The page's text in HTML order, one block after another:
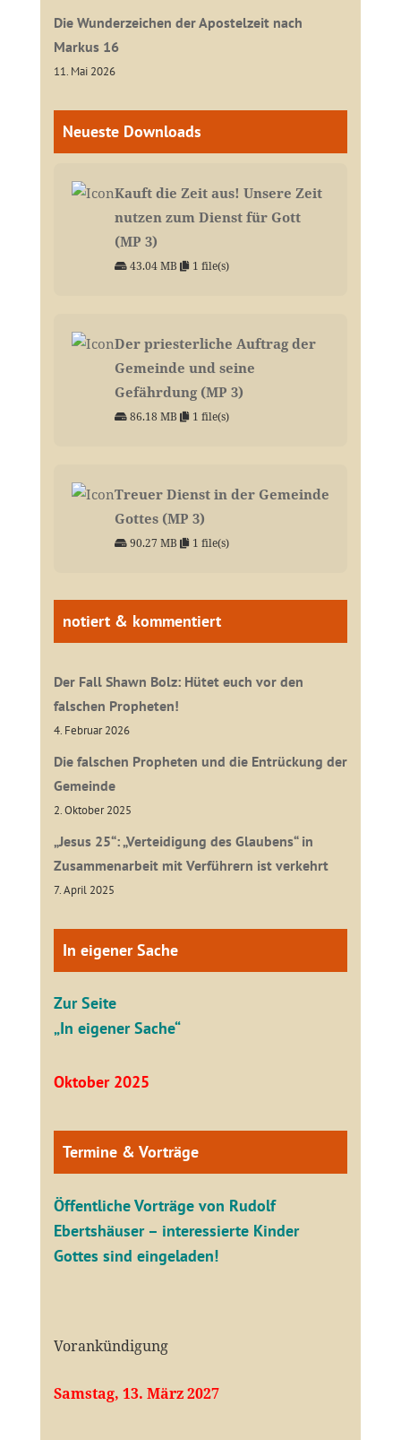
Die Wunderzeichen der Apostelzeit nach
Markus 16
11. Mai 2026
Neueste Downloads
Kauft die Zeit aus! Unsere Zeit
nutzen zum Dienst für Gott
(MP 3)
43.04 MB 1 file(s)
Der priesterliche Auftrag der
Gemeinde und seine
Gefährdung (MP 3)
86.18 MB 1 file(s)
Treuer Dienst in der Gemeinde
Gottes (MP 3)
90.27 MB 1 file(s)
notiert & kommentiert
Der Fall Shawn Bolz: Hütet euch vor den
falschen Propheten!
4. Februar 2026
Die falschen Propheten und die Entrückung der
Gemeinde
2. Oktober 2025
„Jesus 25“: „Verteidigung des Glaubens“ in
Zusammenarbeit mit Verführern ist verkehrt
7. April 2025
In eigener Sache
Zur Seite
„In eigener Sache“
Oktober 2025
Termine & Vorträge
Öffentliche Vorträge von Rudolf
Ebertshäuser – interessierte Kinder
Gottes sind eingeladen!
Vorankündigung
Samstag, 13. März 2027